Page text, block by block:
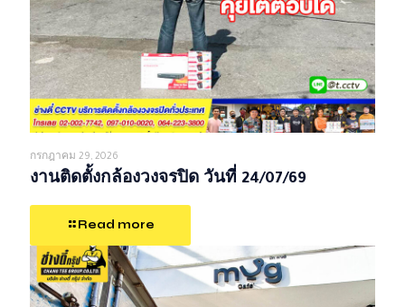
กรกฎาคม 29, 2026
งานติดตั้งกล้องวงจรปิด วันที่ 24/07/69
Read more